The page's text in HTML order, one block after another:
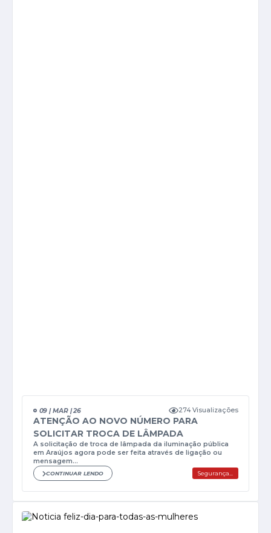
09 | MAR | 26 274 Visualizações
ATENÇÃO AO NOVO NÚMERO PARA
SOLICITAR TROCA DE LÂMPADA
A solicitação de troca de lâmpada da iluminação pública
em Araújos agora pode ser feita através de ligação ou
mensagem...
CONTINUAR LENDO Segurança...